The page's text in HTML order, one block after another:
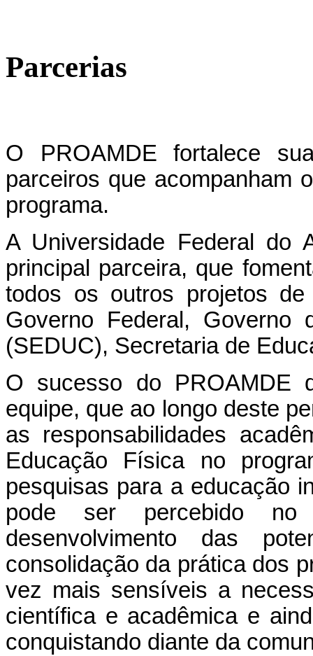
Parcerias
O PROAMDE fortalece
parceiros que acompanham
programa.
A Universidade Federal do
principal parceira, que
todos os outros projetos
Governo Federal, Governo
(SEDUC), Secretaria de
O sucesso do PROAMDE
equipe, que ao longo deste
as responsabilidades
Educação Física no
pesquisas para a educação
pode ser percebido no
desenvolvimento das
consolidação da prática dos
vez mais sensíveis a
científica e acadêmica e
conquistando diante da